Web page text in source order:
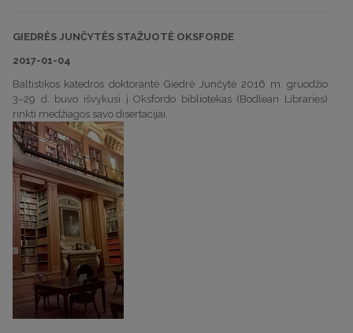
GIEDRĖS JUNČYTĖS STAŽUOTĖ OKSFORDE
2017-01-04
Baltistikos katedros doktorantė Giedrė Junčytė 2016 m. gruodžio
3–29 d. buvo išvykusi į Oksfordo bibliotekas (Bodlean Libraries)
rinkti medžiagos savo disertacijai.